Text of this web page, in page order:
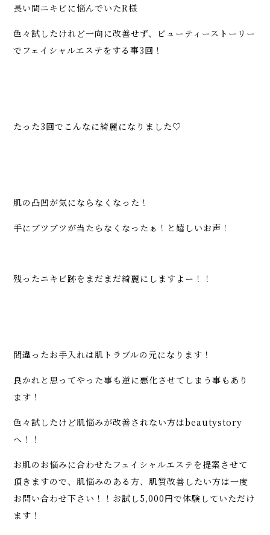
長い間ニキビに悩んでいたR様
色々試したけれど一向に改善せず、ビューティーストーリー
でフェイシャルエステをする事3回！
たった3回でこんなに綺麗になりました♡
肌の凸凹が気にならなくなった！
手にブツブツが当たらなくなったぁ！と嬉しいお声！
残ったニキビ跡をまだまだ綺麗にしますよー！！
間違ったお手入れは肌トラブルの元になります！
良かれと思ってやった事も逆に悪化させてしまう事もあり
ます！
色々試したけど肌悩みが改善されない方はbeautystory
へ ！！
お肌のお悩みに合わせたフェイシャルエステを提案させて
頂きますので、肌悩みのある方、肌質改善したい方は一度
お問い合わせ下さい！！お試し5,000円で体験していただけ
ます！